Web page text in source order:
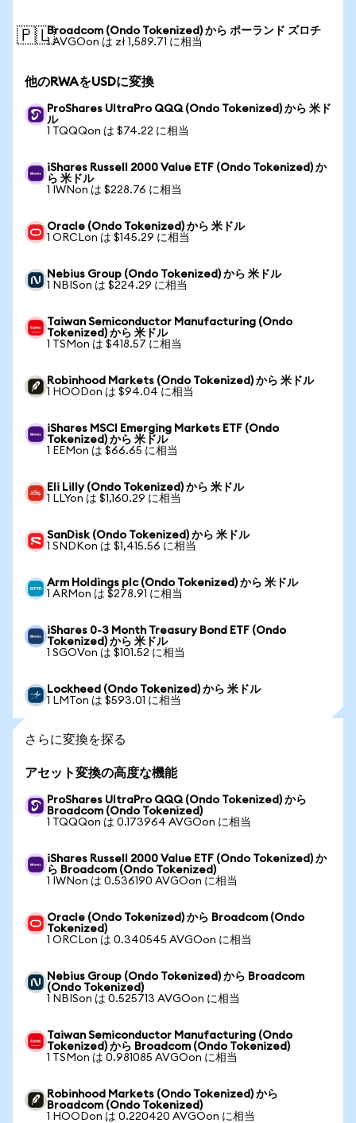
🇵🇱Broadcom (Ondo Tokenized) から ポーランド ズロチ
1 AVGOon は zł 1,589.71 に相当
他のRWAをUSDに変換
ProShares UltraPro QQQ (Ondo Tokenized) から 米ド
ル
1 TQQQon は $74.22 に相当
iShares Russell 2000 Value ETF (Ondo Tokenized) か
ら 米ドル
1 IWNon は $228.76 に相当
Oracle (Ondo Tokenized) から 米ドル
1 ORCLon は $145.29 に相当
Nebius Group (Ondo Tokenized) から 米ドル
1 NBISon は $224.29 に相当
Taiwan Semiconductor Manufacturing (Ondo
Tokenized) から 米ドル
1 TSMon は $418.57 に相当
Robinhood Markets (Ondo Tokenized) から 米ドル
1 HOODon は $94.04 に相当
iShares MSCI Emerging Markets ETF (Ondo
Tokenized) から 米ドル
1 EEMon は $66.65 に相当
Eli Lilly (Ondo Tokenized) から 米ドル
1 LLYon は $1,160.29 に相当
SanDisk (Ondo Tokenized) から 米ドル
1 SNDKon は $1,415.56 に相当
Arm Holdings plc (Ondo Tokenized) から 米ドル
1 ARMon は $278.91 に相当
iShares 0-3 Month Treasury Bond ETF (Ondo
Tokenized) から 米ドル
1 SGOVon は $101.52 に相当
Lockheed (Ondo Tokenized) から 米ドル
1 LMTon は $593.01 に相当
さらに変換を探る
アセット変換の高度な機能
ProShares UltraPro QQQ (Ondo Tokenized) から
Broadcom (Ondo Tokenized)
1 TQQQon は 0.173964 AVGOon に相当
iShares Russell 2000 Value ETF (Ondo Tokenized) か
ら Broadcom (Ondo Tokenized)
1 IWNon は 0.536190 AVGOon に相当
Oracle (Ondo Tokenized) から Broadcom (Ondo
Tokenized)
1 ORCLon は 0.340545 AVGOon に相当
Nebius Group (Ondo Tokenized) から Broadcom
(Ondo Tokenized)
1 NBISon は 0.525713 AVGOon に相当
Taiwan Semiconductor Manufacturing (Ondo
Tokenized) から Broadcom (Ondo Tokenized)
1 TSMon は 0.981085 AVGOon に相当
Robinhood Markets (Ondo Tokenized) から
Broadcom (Ondo Tokenized)
1 HOODon は 0.220420 AVGOon に相当